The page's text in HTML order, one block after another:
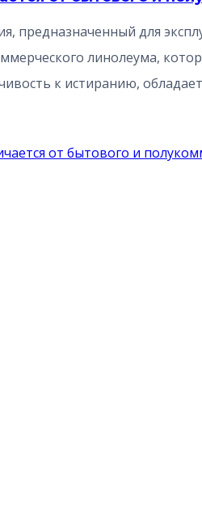
предназначенный для
линолеума,
к истиранию,
от бытового и